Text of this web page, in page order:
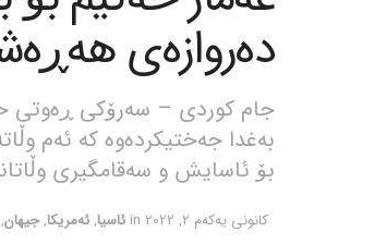
دەروازەی
جام کوردی – سەرۆکی ڕەوتی
بەغدا جەختیکردەوە کە ئەم
بۆ ئاسایش و سەقامگیری
كانونی یه‌كه‌م 2, 2022 in ئاسیا,ئەمریکا,جیهان,